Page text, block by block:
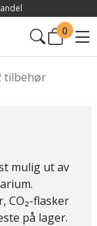
0
tilbehør
mulig ut av
CO₂-flasker
på lager.